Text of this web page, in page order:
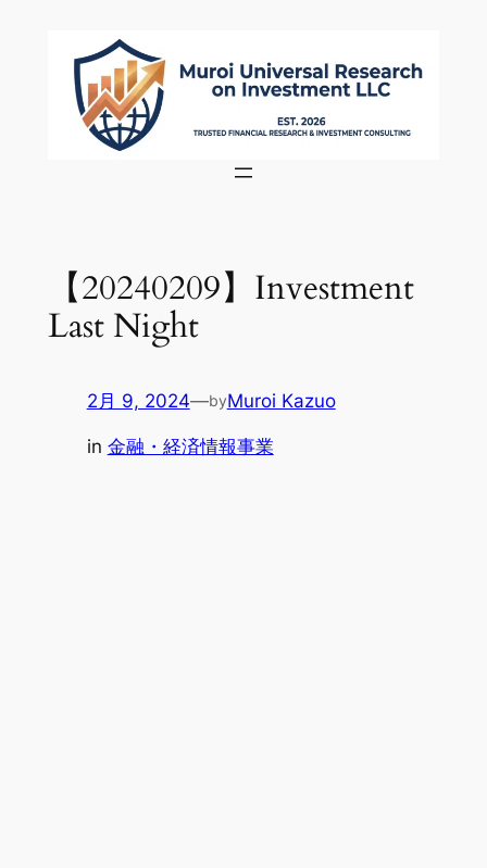
【20240209】Investment
Last Night
2月 9, 2024—byMuroi Kazuo
in 金融・経済情報事業